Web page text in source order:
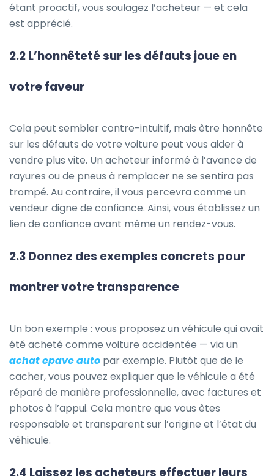
étant proactif, vous soulagez l’acheteur — et cela
est apprécié.
2.2 L’honnêteté sur les défauts joue en
votre faveur
Cela peut sembler contre-intuitif, mais être honnête
sur les défauts de votre voiture peut vous aider à
vendre plus vite. Un acheteur informé à l’avance de
rayures ou de pneus à remplacer ne se sentira pas
trompé. Au contraire, il vous percevra comme un
vendeur digne de confiance. Ainsi, vous établissez un
lien de confiance avant même un rendez-vous.
2.3 Donnez des exemples concrets pour
montrer votre transparence
Un bon exemple : vous proposez un véhicule qui avait
été acheté comme voiture accidentée — via un
achat epave auto par exemple. Plutôt que de le
cacher, vous pouvez expliquer que le véhicule a été
réparé de manière professionnelle, avec factures et
photos à l’appui. Cela montre que vous êtes
responsable et transparent sur l’origine et l’état du
véhicule.
2.4 Laissez les acheteurs effectuer leurs